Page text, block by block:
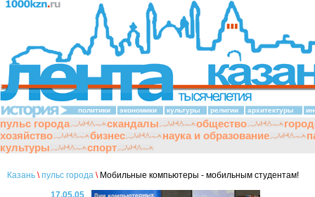
политики экономики культуры религии архитектуры
пульс города скандалы общество
хозяйство
бизнес наука и образование
культуры
спорт
Казань \ пульс города \Мобильные компьютеры - мобильным студентам!
17.05.05